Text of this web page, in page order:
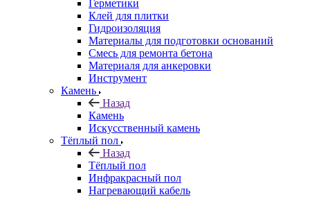
Герметики
Клей для плитки
Гидроизоляция
Материалы для подготовки оснований
Смесь для ремонта бетона
Материаля для анкеровки
Инструмент
Камень
Назад
Камень
Искусственный камень
Тёплый пол
Назад
Тёплый пол
Инфракрасный пол
Нагревающий кабель